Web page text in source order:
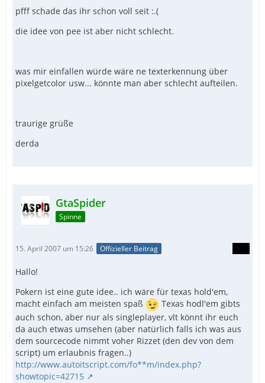
pfff schade das ihr schon voll seit :.(
die idee von pee ist aber nicht schlecht.
was mir einfallen würde wäre ne texterkennung über
pixelgetcolor usw... könnte man aber schlecht aufteilen.
traurige grüße
derda
GtaSpider
Spinne
15. April 2007 um 15:26 Offizieller Beitrag
Hallo!
Pokern ist eine gute idee.. ich wäre für texas hold'em,
macht einfach am meisten spaß
Texas hodl'em gibts
auch schon, aber nur als singleplayer, vlt könnt ihr euch
da auch etwas umsehen (aber natürlich falls ich was aus
dem sourcecode nimmt voher Rizzet (den dev von dem
script) um erlaubnis fragen..)
http://www.autoitscript.com/fo**m/index.php?
showtopic=42715